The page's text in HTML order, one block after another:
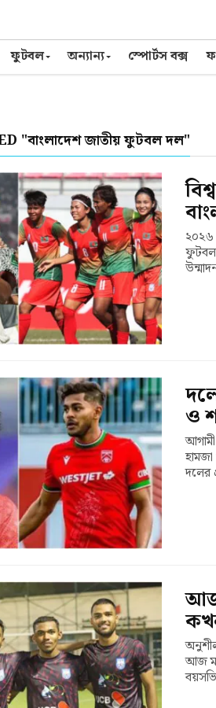
ফুটবল অন্যান্য স্পোর্টস বক্স
"বাংলাদেশ জাতীয় ফুটবল দল"
২০২৬
ফুটবল
ও
দলের
আজ
আজ